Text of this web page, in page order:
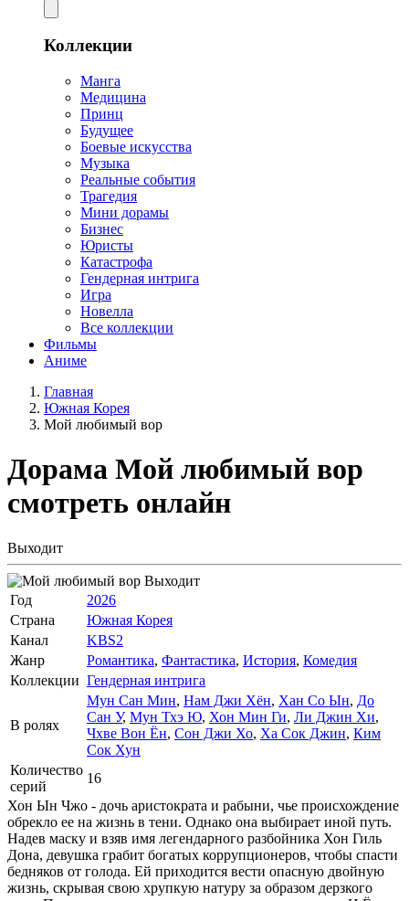
Коллекции
Манга
Медицина
Принц
Будущее
Боевые искусства
Музыка
Реальные события
Трагедия
Мини дорамы
Бизнес
Юристы
Катастрофа
Гендерная интрига
Игра
Новелла
Все коллекции
Фильмы
Аниме
Главная
Южная Корея
Мой любимый вор
Дорама Мой любимый вор
смотреть онлайн
Выходит
Выходит
Год
2026
Страна
Южная Корея
Канал
KBS2
Жанр
Романтика, Фантастика, История, Комедия
Коллекции Гендерная интрига
В ролях
Мун Сан Мин, Нам Джи Хён, Хан Со Ын, До
Сан У, Мун Тхэ Ю, Хон Мин Ги, Ли Джин Хи,
Чхве Вон Ён, Сон Джи Хо, Ха Сок Джин, Ким
Сок Хун
Количество
серий
16
Хон Ын Чжо - дочь аристократа и рабыни, чье происхождение
обрекло ее на жизнь в тени. Однако она выбирает иной путь.
Надев маску и взяв имя легендарного разбойника Хон Гиль
Дона, девушка грабит богатых коррупционеров, чтобы спасти
бедняков от голода. Ей приходится вести опасную двойную
жизнь, скрывая свою хрупкую натуру за образом дерзкого